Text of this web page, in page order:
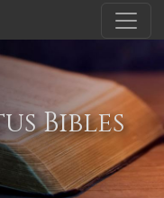
Bibles